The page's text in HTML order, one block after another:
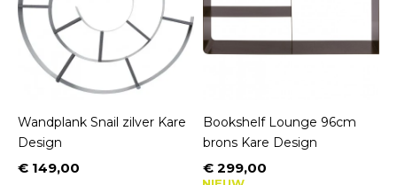
Wandplank Snail zilver Kare
Design
Prijs
€ 149,00
Bookshelf Lounge 96cm
brons Kare Design
Prijs
€ 299,00